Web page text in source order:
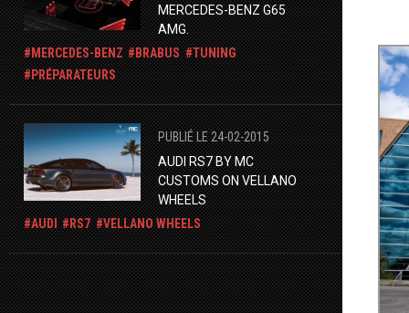
MERCEDES-BENZ G65
AMG.
MERCEDES-BENZ
BRABUS
TUNING
PRÉPARATEURS
PUBLIÉ LE 24-02-2015
AUDI RS7 BY MC
CUSTOMS ON VELLANO
WHEELS
AUDI
RS7 VELLANO WHEELS